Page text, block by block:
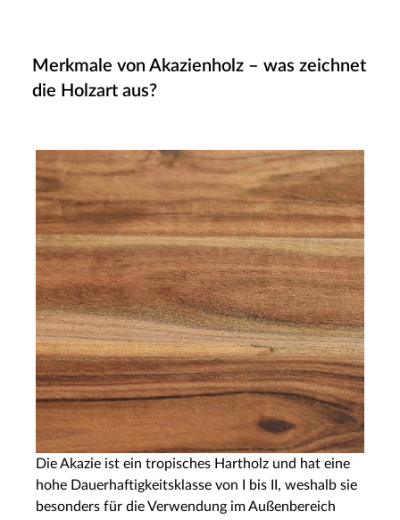
Merkmale von Akazienholz – was zeichnet
die Holzart aus?
Die Akazie ist ein tropisches Hartholz und hat eine
hohe Dauerhaftigkeitsklasse von I bis II, weshalb sie
besonders für die Verwendung im Außenbereich